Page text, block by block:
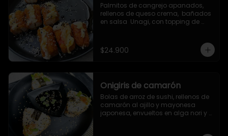
Palmitos de cangrejo apanados,
rellenos de queso crema,  bañados
en salsa  Unagi, con topping de
$24.900
Onigiris de camarón
Bolas de arroz de sushi, rellenos de
camarón al ajillo y mayonesa
japonesa, envueltos en alga nori y